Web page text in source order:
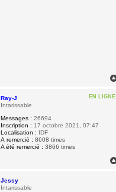
EN LIGNE
Ray-J
Intarissable
Messages : 26694
Inscription : 17 octobre 2021, 07:47
Localisation : IDF
A remercié : 8608 times
A été remercié : 3866 times
Jessy
Intarissable